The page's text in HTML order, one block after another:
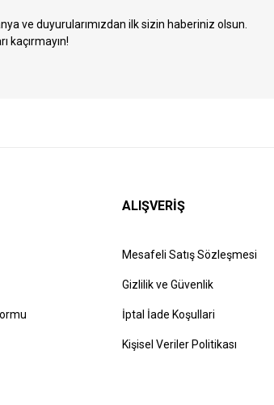
ve duyurularımızdan ilk sizin haberiniz olsun.
kaçırmayın!
ALIŞVERİŞ
Mesafeli Satış Sözleşmesi
Gizlilik ve Güvenlik
İptal İade Koşullari
Kişisel Veriler Politikası